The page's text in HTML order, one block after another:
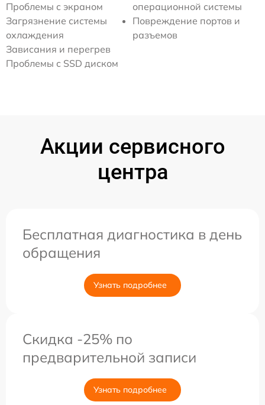
Проблемы с экраном
Загрязнение системы
охлаждения
операционной системы
Повреждение портов и
разъемов
Зависания и перегрев
Проблемы с SSD диском
Акции сервисного
центра
Бесплатная диагностика в день
обращения
Узнать подробнее
Скидка -25% по
предварительной записи
Узнать подробнее